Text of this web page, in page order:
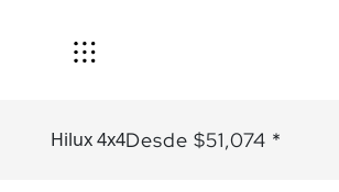
Hilux 4x4Desde $51,074 *